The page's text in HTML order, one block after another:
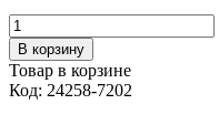
В корзину
Товар в корзине
Код: 24258-7202